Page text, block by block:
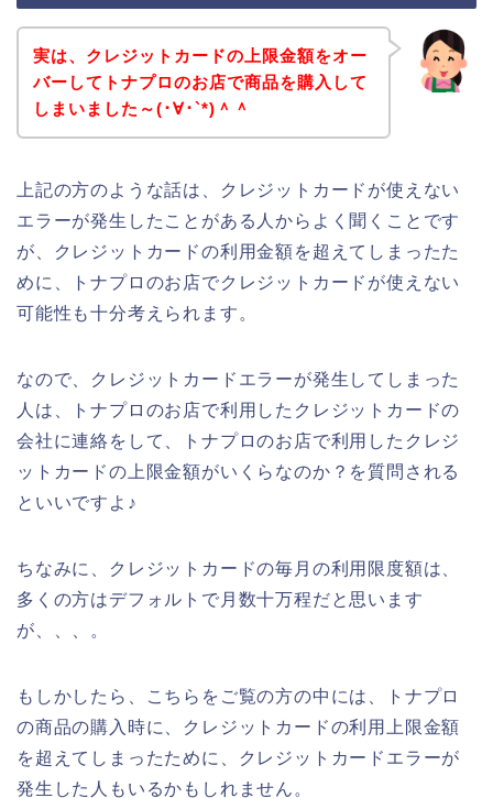
実は、クレジットカードの上限金額をオー
バーしてトナプロのお店で商品を購入して
しまいました～(･∀･`*)＾＾
上記の方のような話は、クレジットカードが使えない
エラーが発生したことがある人からよく聞くことです
が、クレジットカードの利用金額を超えてしまったた
めに、トナプロのお店でクレジットカードが使えない
可能性も十分考えられます。
なので、クレジットカードエラーが発生してしまった
人は、トナプロのお店で利用したクレジットカードの
会社に連絡をして、トナプロのお店で利用したクレジ
ットカードの上限金額がいくらなのか？を質問される
といいですよ♪
ちなみに、クレジットカードの毎月の利用限度額は、
多くの方はデフォルトで月数十万程だと思います
が、、、。
もしかしたら、こちらをご覧の方の中には、トナプロ
の商品の購入時に、クレジットカードの利用上限金額
を超えてしまったために、クレジットカードエラーが
発生した人もいるかもしれません。